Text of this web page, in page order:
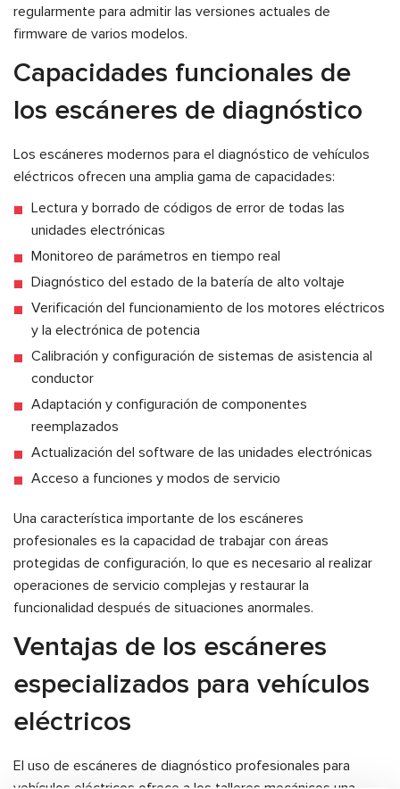
regularmente para admitir las versiones actuales de
firmware de varios modelos.
Capacidades funcionales de
los escáneres de diagnóstico
Los escáneres modernos para el diagnóstico de vehículos
eléctricos ofrecen una amplia gama de capacidades:
Lectura y borrado de códigos de error de todas las
unidades electrónicas
Monitoreo de parámetros en tiempo real
Diagnóstico del estado de la batería de alto voltaje
Verificación del funcionamiento de los motores eléctricos
y la electrónica de potencia
Calibración y configuración de sistemas de asistencia al
conductor
Adaptación y configuración de componentes
reemplazados
Actualización del software de las unidades electrónicas
Acceso a funciones y modos de servicio
Una característica importante de los escáneres
profesionales es la capacidad de trabajar con áreas
protegidas de configuración, lo que es necesario al realizar
operaciones de servicio complejas y restaurar la
funcionalidad después de situaciones anormales.
Ventajas de los escáneres
especializados para vehículos
eléctricos
El uso de escáneres de diagnóstico profesionales para